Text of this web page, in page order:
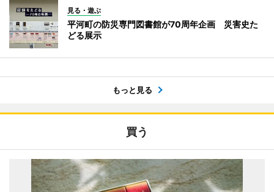
見る・遊ぶ
平河町の防災専門図書館が70周年企画 災害史た
どる展示
もっと見る
買う